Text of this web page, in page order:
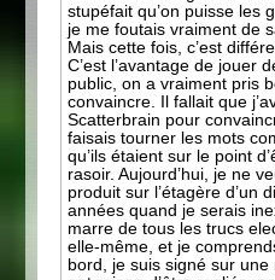
stupéfait qu’on puisse les
je me foutais vraiment de
Mais cette fois, c’est
C’est l’avantage de jouer
public, on a vraiment pris
convaincre. Il fallait que
Scatterbrain pour
faisais tourner les mots
qu’ils étaient sur le point
rasoir. Aujourd’hui, je ne
produit sur l’étagère d’un
années quand je serais
marre de tous les trucs
elle-même, et je
bord, je suis signé sur